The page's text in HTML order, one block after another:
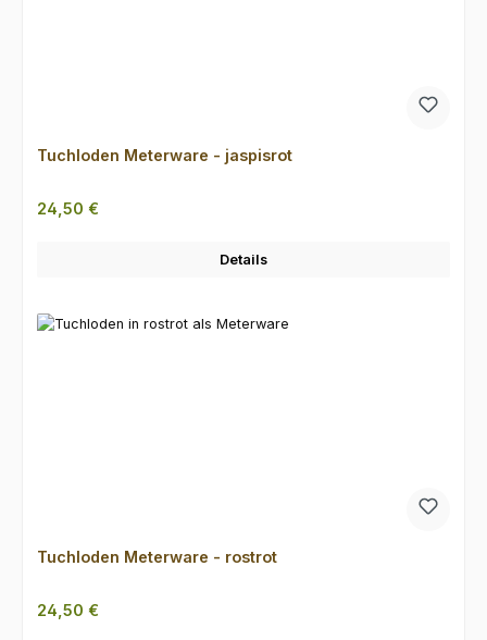
Tuchloden Meterware - jaspisrot
Regulärer Preis:
24,50 €
Details
Tuchloden Meterware - rostrot
Regulärer Preis:
24,50 €